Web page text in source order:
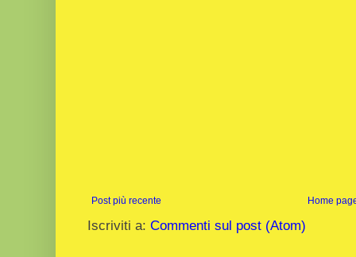
Post più recente Home
Iscriviti a: Commenti sul post (Atom)